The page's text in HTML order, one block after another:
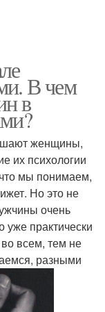
В чем
в
женщины,
их психологии
мы понимаем,
Но это не
очень
практически
всем, тем не
разными